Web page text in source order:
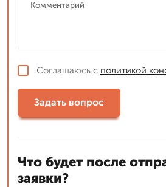
Соглашаюсь с политикой
Задать вопрос
Что будет после
заявки?